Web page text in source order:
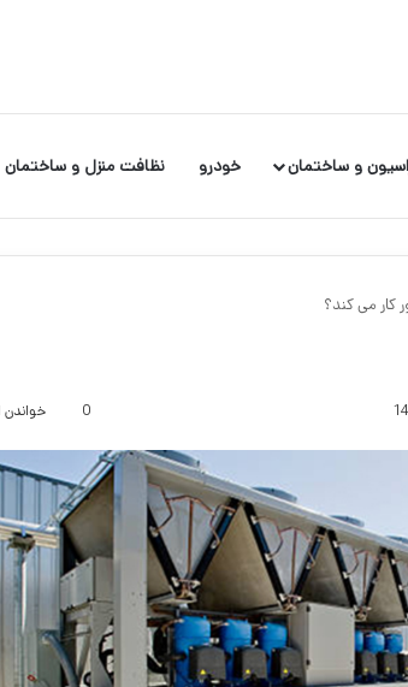
و ساختمان خودرو نظافت منزل و ساختمان
کار می کند؟
0 خواندن این